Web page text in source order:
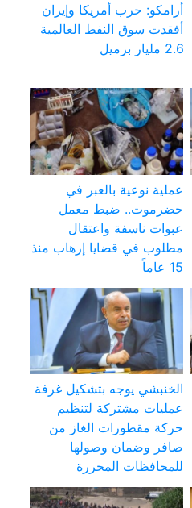
أرامكو: حرب أمريكا وإيران
أفقدت سوق النفط العالمية
2.6 مليار برميل
عملية نوعية بالعبر في
حضرموت.. ضبط معمل
عبوات ناسفة واعتقال
مطلوب في قضايا إرهاب منذ
15 عاماً
الخنبشي يوجه بتشكيل غرفة
عمليات مشتركة لتنظيم
حركة مقطورات الغاز من
صافر وضمان وصولها
للمحافظات المحررة